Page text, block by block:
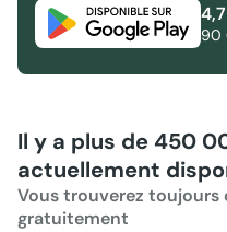
4,7
90
Il y a plus de 450
actuellement
Vous trouverez toujours
gratuitement